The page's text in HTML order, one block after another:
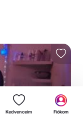
Kedvenceim Fiókom